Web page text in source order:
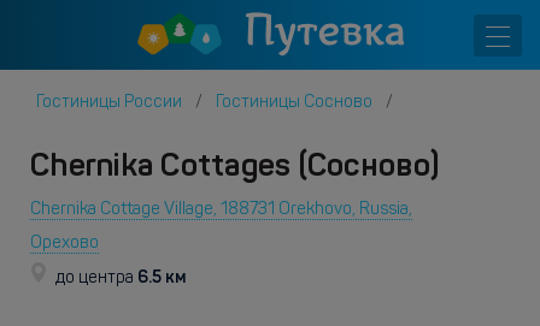
Гостиницы России Гостиницы Сосново
Chernika Cottages (Сосново)
Chernika Cottage Village, 188731 Orekhovo, Russia,
Орехово
до центра 6.5 км